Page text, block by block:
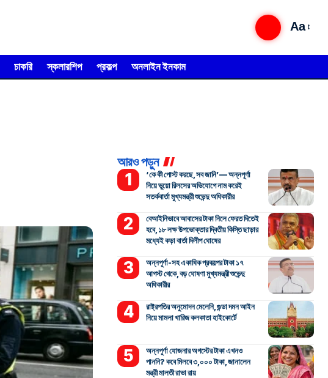
Aa
চাকরি স্কলারশিপ প্রকল্প অনলাইন ইনকাম
আরও পড়ুন
‘কে কী পোস্ট করছে, সব জানি’— অন্নপূর্ণা
নিয়ে ভুয়ো রিলসের অভিযোগে নাম করেই
সতর্কবার্তা মুখ্যমন্ত্রী শুভেন্দু অধিকারীর
বেআইনিভাবে আবাসের টাকা নিলে ফেরত দিতেই
হবে, ১৮ লক্ষ উপভোক্তার দ্বিতীয় কিস্তি ছাড়ার
মধ্যেই কড়া বার্তা দিলীপ ঘোষের
অন্নপূর্ণা-সহ একাধিক প্রকল্পের টাকা ১৭
আগস্ট থেকে, বড় ঘোষণা মুখ্যমন্ত্রী শুভেন্দু
অধিকারীর
রাষ্ট্রপতির অনুমোদন মেলেনি, গুন্ডা দমন আইন
নিয়ে মামলা খারিজ কলকাতা হাইকোর্টে
অন্নপূর্ণা যোজনার অগস্টের টাকা এখনও
পাননি? কবে মিলবে ৩,০০০ টাকা, জানালেন
মন্ত্রী মালতী রাভা রায়